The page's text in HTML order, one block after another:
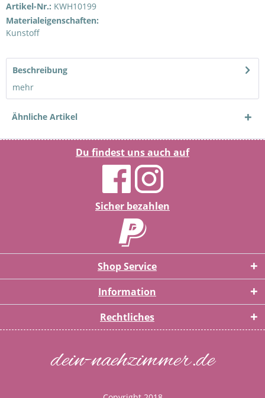
Artikel-Nr.: KWH10199
Materialeigenschaften:
Kunstoff
Beschreibung
mehr
Ähnliche Artikel
Du findest uns auch auf
Sicher bezahlen
Shop Service
Information
Rechtliches
dein-naehzimmer.de